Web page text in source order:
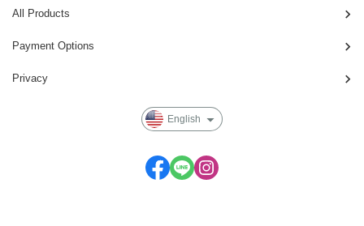
All Products
Payment Options
Privacy
English